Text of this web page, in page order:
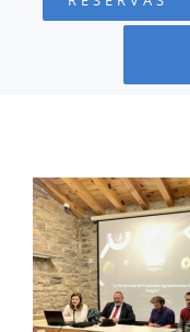
FUNDACIÓN
RECURSOS